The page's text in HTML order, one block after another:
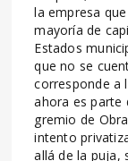
la empresa
mayoría de
Estados
que no se
corresponde a
ahora es parte
gremio de
intento
allá de la puja,